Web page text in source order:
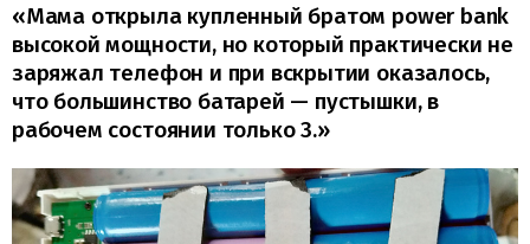
«Мама открыла купленный братом power bank
высокой мощности, но который практически не
заряжал телефон и при вскрытии оказалось,
что большинство батарей — пустышки, в
рабочем состоянии только 3.»